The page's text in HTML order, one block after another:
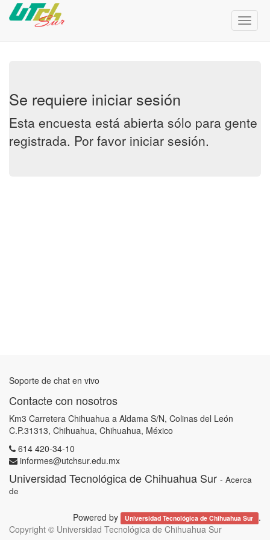
Menú
de
Se requiere iniciar sesión
Esta encuesta está abierta sólo para gente
registrada. Por favor iniciar sesión.
Soporte de chat en vivo
Contacte con nosotros
Km3 Carretera Chihuahua a Aldama S/N, Colinas del León
C.P.31313, Chihuahua, Chihuahua, México
614 420-34-10
informes@utchsur.edu.mx
Universidad Tecnológica de Chihuahua Sur - Acerca
de
Powered by Universidad Tecnológica de Chihuahua Sur
.
Copyright © Universidad Tecnológica de Chihuahua Sur